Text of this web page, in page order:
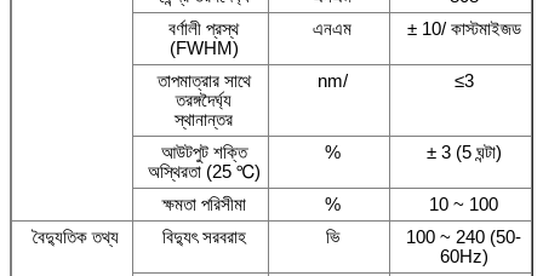
বর্ণালী প্রস্থ
(FWHM)
এনএম ± 10/ কাস্টমাইজড
তাপমাত্রার সাথে
তরঙ্গদৈর্ঘ্য
স্থানান্তর
nm/ ≤3
আউটপুট শক্তি
অস্থিরতা (25 ℃)
% ± 3 (5 ঘন্টা)
ক্ষমতা পরিসীমা %
10 ~ 100
বৈদ্যুতিক তথ্য
বিদ্যুৎ সরবরাহ ভি
100 ~ 240 (50-
60Hz)